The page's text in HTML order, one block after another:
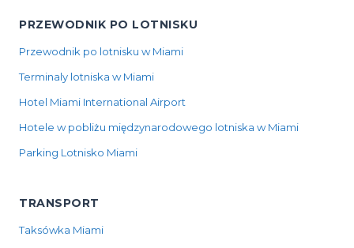
PRZEWODNIK PO LOTNISKU
Przewodnik po lotnisku w Miami
Terminaly lotniska w Miami
Hotel Miami International Airport
Hotele w pobliżu międzynarodowego lotniska w Miami
Parking Lotnisko Miami
TRANSPORT
Taksówka Miami